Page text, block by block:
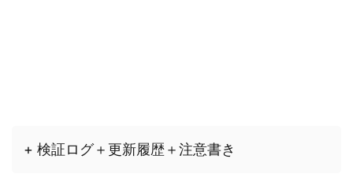
+ 検証ログ＋更新履歴＋注意書き